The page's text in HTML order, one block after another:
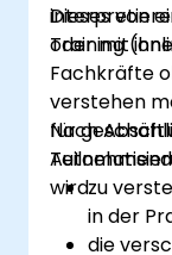
oder mit
Dieses von
Training
Fachkräfte
verstehen
für
wird.
Nach
zu
in der
die